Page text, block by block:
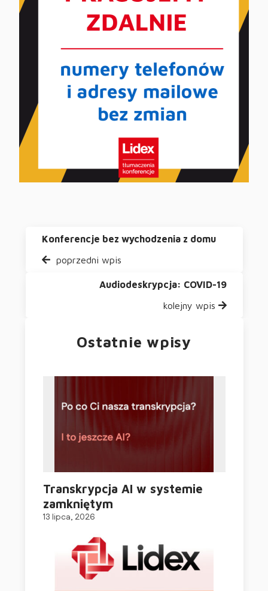
Konferencje bez wychodzenia z domu
poprzedni wpis
Audiodeskrypcja: COVID-19
kolejny wpis
Ostatnie wpisy
Transkrypcja AI w systemie
zamkniętym
13 lipca, 2026